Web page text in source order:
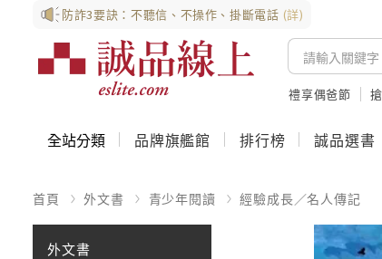
防詐3要訣：不聽信、不操作、掛斷電話 (詳)
禮享偶爸節
全站分類 品牌旗艦館 排行榜 誠品選書
首頁 外文書 青少年閱讀 經驗成長／名人傳記
外文書